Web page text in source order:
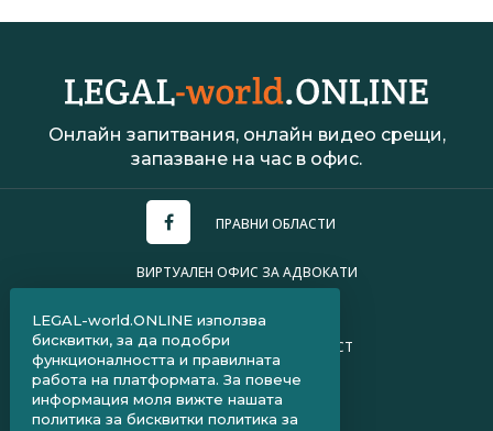
Онлайн запитвания, онлайн видео срещи,
запазване на час в офис.
ПРАВНИ ОБЛАСТИ
ВИРТУАЛЕН ОФИС ЗА АДВОКАТИ
ПОЛИТИКА ЗА ПОВЕРИТЕЛНОСТ
ЧЗВ ЗА КЛИЕНТИ
ЧЗВ ЗА АДВОКАТИ
LEGAL-world.ONLINE използва
бисквитки, за да подобри
функционалността и правилната
работа на платформата. За повече
информация моля вижте нашата
политика за бисквитки политика за